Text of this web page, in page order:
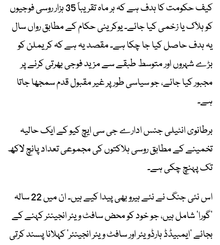
کیف حکومت کا ہدف ہے کہ ہر ماہ تقریباً 35 ہزار روسی فوجیوں
کو ہلاک یا زخمی کیا جائے۔ یوکرینی حکام کے مطابق رواں سال
یہ ہدف حاصل کیا جا چکا ہے۔ مقصد یہ ہے کہ کریملن کو
بڑے شہروں اور متوسط طبقے سے مزید فوجی بھرتی کرنے پر
مجبور کیا جائے، جو سیاسی طور پر غیر مقبول قدم سمجھا جاتا
ہے۔
برطانوی انٹیلی جنس ادارے جی سی ایچ کیو کے ایک حالیہ
تخمینے کے مطابق روسی ہلاکتوں کی مجموعی تعداد پانچ لاکھ
تک پہنچ چکی ہے۔
اس نئی جنگ نے نئے ہیرو بھی پیدا کیے ہیں۔ ان میں 22 سالہ
’گورا‘ شامل ہیں، جو خود کو محض سافٹ ویئر انجینئر کہنے کے
بجائے ’ایمبیڈڈ ہارڈویئر اور سافٹ ویئر انجینئر‘ کہلانا پسند کرتی